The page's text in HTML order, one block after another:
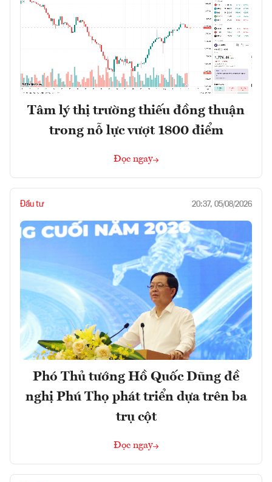
Tâm lý thị trường thiếu đồng thuận
trong nỗ lực vượt 1800 điểm
Đọc ngay
Đầu tư 20:37, 05/08/2026
Phó Thủ tướng Hồ Quốc Dũng đề
nghị Phú Thọ phát triển dựa trên ba
trụ cột
Đọc ngay